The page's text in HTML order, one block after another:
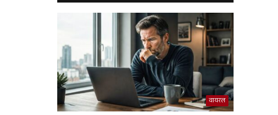
वायरल